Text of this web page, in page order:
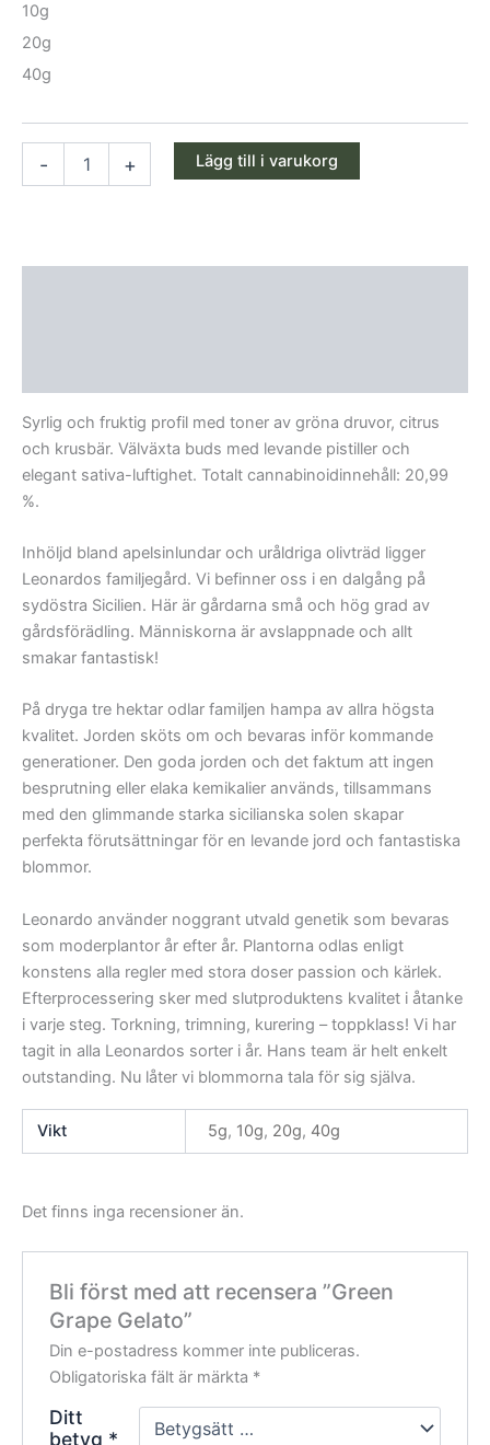
10g
20g
40g
- + Lägg till i varukorg
Syrlig och fruktig profil med toner av gröna druvor, citrus
och krusbär. Välväxta buds med levande pistiller och
elegant sativa-luftighet. Totalt cannabinoidinnehåll: 20,99
%.
Inhöljd bland apelsinlundar och uråldriga olivträd ligger
Leonardos familjegård. Vi befinner oss i en dalgång på
sydöstra Sicilien. Här är gårdarna små och hög grad av
gårdsförädling. Människorna är avslappnade och allt
smakar fantastisk!
På dryga tre hektar odlar familjen hampa av allra högsta
kvalitet. Jorden sköts om och bevaras inför kommande
generationer. Den goda jorden och det faktum att ingen
besprutning eller elaka kemikalier används, tillsammans
med den glimmande starka sicilianska solen skapar
perfekta förutsättningar för en levande jord och fantastiska
blommor.
Leonardo använder noggrant utvald genetik som bevaras
som moderplantor år efter år. Plantorna odlas enligt
konstens alla regler med stora doser passion och kärlek.
Efterprocessering sker med slutproduktens kvalitet i åtanke
i varje steg. Torkning, trimning, kurering – toppklass! Vi har
tagit in alla Leonardos sorter i år. Hans team är helt enkelt
outstanding. Nu låter vi blommorna tala för sig själva.
Vikt 5g, 10g, 20g, 40g
Det finns inga recensioner än.
Bli först med att recensera ”Green
Grape Gelato”
Din e-postadress kommer inte publiceras.
Obligatoriska fält är märkta *
Ditt
betyg *